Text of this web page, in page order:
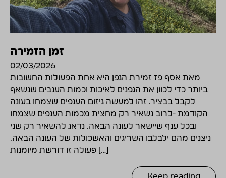
זמן הזמירה
02/03/2026
מאת אסף פז זמירת הגפן היא אחת הפעולות החשובות
ביותר כדי לכוון את הגפנים לאיכות וכמות הענבים שנשאף
לקבל בבציר. זהו למעשה גיזום הענפים שצמחו בעונה
הקודמת -לרוב נשאיר רק מחצית מכמות הענפים שצמחו
ובכל ענף שיישאר לעונה הבאה. נדאג להשאיר רק שני
ניצנים מהם ילבלבו השריגים והאשכולות של העונה הבאה.
פעולה זו דורשת מיומנות […]